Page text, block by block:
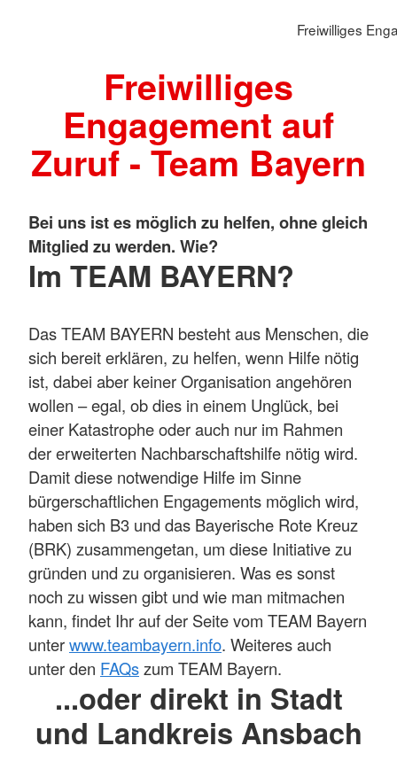
Freiwilliges
Freiwilliges
Engagement auf
Zuruf - Team Bayern
Bei uns ist es möglich zu helfen, ohne gleich
Mitglied zu werden. Wie?
Im TEAM BAYERN?
Das TEAM BAYERN besteht aus Menschen, die
sich bereit erklären, zu helfen, wenn Hilfe nötig
ist, dabei aber keiner Organisation angehören
wollen – egal, ob dies in einem Unglück, bei
einer Katastrophe oder auch nur im Rahmen
der erweiterten Nachbarschaftshilfe nötig wird.
Damit diese notwendige Hilfe im Sinne
bürgerschaftlichen Engagements möglich wird,
haben sich B3 und das Bayerische Rote Kreuz
(BRK) zusammengetan, um diese Initiative zu
gründen und zu organisieren. Was es sonst
noch zu wissen gibt und wie man mitmachen
kann, findet Ihr auf der Seite vom TEAM Bayern
unterwww.teambayern.info. Weiteres auch
unter den FAQszum TEAM Bayern.
...oder direkt in Stadt
und Landkreis Ansbach